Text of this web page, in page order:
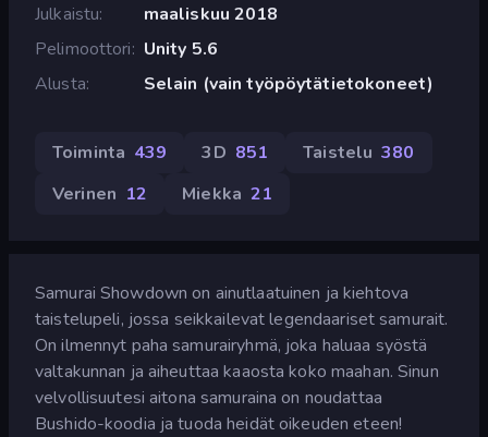
Julkaistu
maaliskuu 2018
Pelimoottori
Unity 5.6
Alusta
Selain (vain työpöytätietokoneet)
Toiminta 439 3D 851 Taistelu 380
Verinen 12 Miekka 21
Samurai Showdown on ainutlaatuinen ja kiehtova
taistelupeli, jossa seikkailevat legendaariset samurait.
On ilmennyt paha samurairyhmä, joka haluaa syöstä
valtakunnan ja aiheuttaa kaaosta koko maahan. Sinun
velvollisuutesi aitona samuraina on noudattaa
Bushido-koodia ja tuoda heidät oikeuden eteen!